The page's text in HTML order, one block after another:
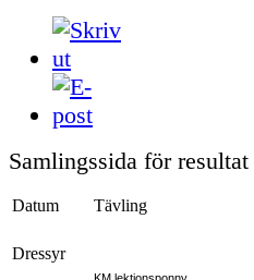
Samlingssida för
Datum Tävling
Dressyr